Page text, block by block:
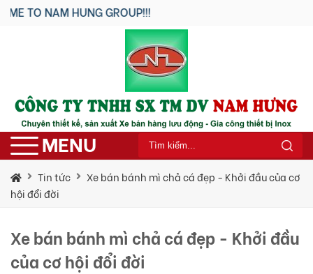
NAM HUNG GROUP!!!
MENU
Tin tức
Xe bán bánh mì chả cá đẹp - Khởi đầu của cơ
hội đổi đời
Xe bán bánh mì chả cá đẹp - Khởi đầu
của cơ hội đổi đời